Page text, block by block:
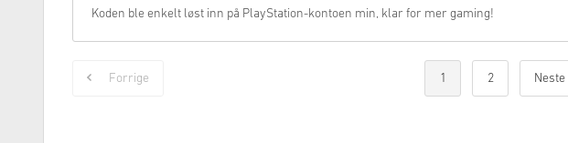
Koden ble enkelt løst inn på PlayStation-kontoen min, klar for mer gaming!
Forrige 1 2 Neste